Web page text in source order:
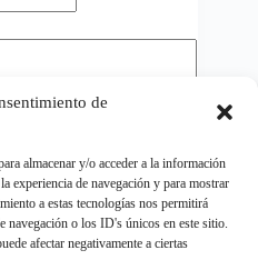
de
almacenar y/o acceder a la información
experiencia de navegación y para mostrar
a estas tecnologías nos permitirá
navegación o los ID's únicos en este sitio.
afectar negativamente a ciertas